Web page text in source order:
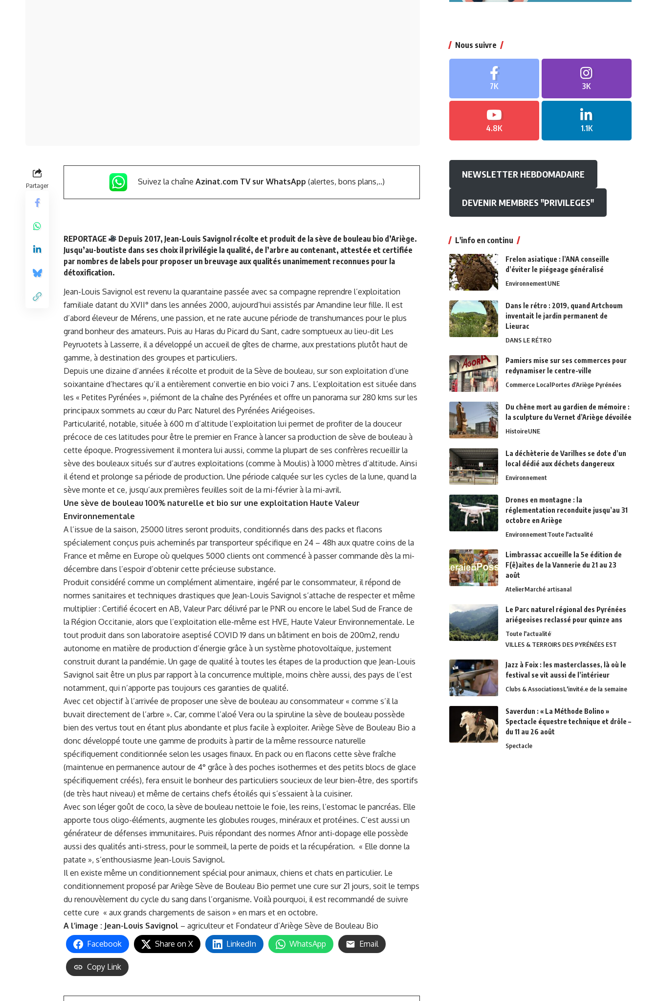
Partager Suivez la chaîne Azinat.com TV sur WhatsApp (alertes, bons plans,..)
REPORTAGE
Depuis 2017, Jean-Louis Savignol récolte et produit de la sève de bouleau bio d’Ariège.
Jusqu’au-boutiste dans ses choix il privilégie la qualité, de l’arbre au contenant, attestée et certifiée
par nombres de labels pour proposer un breuvage aux qualités unanimement reconnues pour la
détoxification.
Jean-Louis Savignol est revenu la quarantaine passée avec sa compagne reprendre l’exploitation
familiale datant du XVII° dans les années 2000, aujourd’hui assistés par Amandine leur fille. Il est
d’abord éleveur de Mérens, une passion, et ne rate aucune période de transhumances pour le plus
grand bonheur des amateurs. Puis au Haras du Picard du Sant, cadre somptueux au lieu-dit Les
Peyruotets à Lasserre, il a développé un accueil de gîtes de charme, aux prestations plutôt haut de
gamme, à destination des groupes et particuliers.
Depuis une dizaine d’années il récolte et produit de la Sève de bouleau, sur son exploitation d’une
soixantaine d’hectares qu’il a entièrement convertie en bio voici 7 ans. L’exploitation est située dans
les « Petites Pyrénées », piémont de la chaîne des Pyrénées et offre un panorama sur 280 kms sur les
principaux sommets au cœur du Parc Naturel des Pyrénées Ariégeoises.
Particularité, notable, située à 600 m d’altitude l’exploitation lui permet de profiter de la douceur
précoce de ces latitudes pour être le premier en France à lancer sa production de sève de bouleau à
cette époque. Progressivement il montera lui aussi, comme la plupart de ses confrères recueillir la
sève des bouleaux situés sur d’autres exploitations (comme à Moulis) à 1000 mètres d’altitude. Ainsi
il étend et prolonge sa période de production. Une période calquée sur les cycles de la lune, quand la
sève monte et ce, jusqu’aux premières feuilles soit de la mi-février à la mi-avril.
Une sève de bouleau 100% naturelle et bio sur une exploitation Haute Valeur
Environnementale
A l’issue de la saison, 25000 litres seront produits, conditionnés dans des packs et flacons
spécialement conçus puis acheminés par transporteur spécifique en 24 – 48h aux quatre coins de la
France et même en Europe où quelques 5000 clients ont commencé à passer commande dès la mi-
décembre dans l’espoir d’obtenir cette précieuse substance.
Produit considéré comme un complément alimentaire, ingéré par le consommateur, il répond de
normes sanitaires et techniques drastiques que Jean-Louis Savignol s’attache de respecter et même
multiplier : Certifié écocert en AB, Valeur Parc délivré par le PNR ou encore le label Sud de France de
la Région Occitanie, alors que l’exploitation elle-même est HVE, Haute Valeur Environnementale. Le
tout produit dans son laboratoire aseptisé COVID 19 dans un bâtiment en bois de 200m2, rendu
autonome en matière de production d’énergie grâce à un système photovoltaïque, justement
construit durant la pandémie. Un gage de qualité à toutes les étapes de la production que Jean-Louis
Savignol sait être un plus par rapport à la concurrence multiple, moins chère aussi, des pays de l’est
notamment, qui n’apporte pas toujours ces garanties de qualité.
Avec cet objectif à l’arrivée de proposer une sève de bouleau au consommateur « comme s’il la
buvait directement de l’arbre ». Car, comme l’aloé Vera ou la spiruline la sève de bouleau possède
bien des vertus tout en étant plus abondante et plus facile à exploiter. Ariège Sève de Bouleau Bio a
donc développé toute une gamme de produits à partir de la même ressource naturelle
spécifiquement conditionnée selon les usages finaux. En pack ou en flacons cette sève fraîche
(maintenue en permanence autour de 4° grâce à des poches isothermes et des petits blocs de glace
spécifiquement créés), fera ensuit le bonheur des particuliers soucieux de leur bien-être, des sportifs
(de très haut niveau) et même de certains chefs étoilés qui s’essaient à la cuisiner.
Avec son léger goût de coco, la sève de bouleau nettoie le foie, les reins, l’estomac le pancréas. Elle
apporte tous oligo-éléments, augmente les globules rouges, minéraux et protéines. C’est aussi un
générateur de défenses immunitaires. Puis répondant des normes Afnor anti-dopage elle possède
aussi des qualités anti-stress, pour le sommeil, la perte de poids et la récupération. « Elle donne la
patate », s’enthousiasme Jean-Louis Savignol.
Il en existe même un conditionnement spécial pour animaux, chiens et chats en particulier. Le
conditionnement proposé par Ariège Sève de Bouleau Bio permet une cure sur 21 jours, soit le temps
du renouvèlement du cycle du sang dans l’organisme. Voilà pourquoi, il est recommandé de suivre
cette cure « aux grands chargements de saison » en mars et en octobre.
A l’image : Jean-Louis Savignol – agriculteur et Fondateur d’Ariège Sève de Bouleau Bio
Facebook
Share on X LinkedIn WhatsApp Email
Copy Link
Nous suivre
7K 3K
4.8K 1.1K
NEWSLETTER HEBDOMADAIRE
DEVENIR MEMBRES "PRIVILEGES"
L'info en continu
Frelon asiatique : l’ANA conseille
d’éviter le piégeage généralisé
EnvironnementUNE
Dans le rétro : 2019, quand Artchoum
inventait le jardin permanent de
Lieurac
DANS LE RÉTRO
Pamiers mise sur ses commerces pour
redynamiser le centre-ville
Commerce LocalPortes d’Ariège Pyrénées
Du chêne mort au gardien de mémoire :
la sculpture du Vernet d’Ariège dévoilée
HistoireUNE
La déchèterie de Varilhes se dote d’un
local dédié aux déchets dangereux
Environnement
Drones en montagne : la
réglementation reconduite jusqu’au 31
octobre en Ariège
EnvironnementToute l'actualité
Limbrassac accueille la 5e édition de
F(ê)aites de la Vannerie du 21 au 23
août
AtelierMarché artisanal
Le Parc naturel régional des Pyrénées
ariégeoises reclassé pour quinze ans
Toute l'actualité
VILLES & TERROIRS DES PYRÉNÉES EST
Jazz à Foix : les masterclasses, là où le
festival se vit aussi de l’intérieur
Clubs & AssociationsL'invité.e de la semaine
Saverdun : « La Méthode Bolino »
Spectacle équestre technique et drôle –
du 11 au 26 août
Spectacle